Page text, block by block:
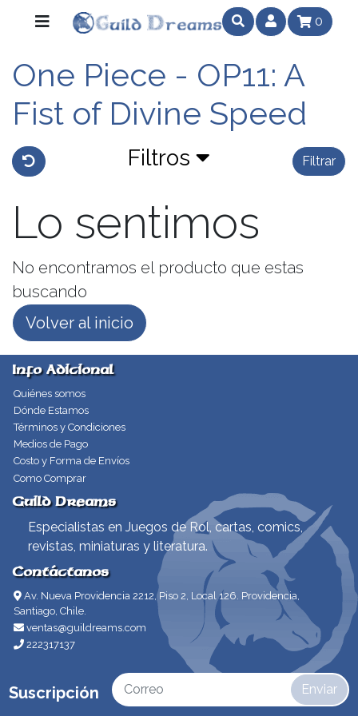
0
One Piece - OP11: A
Fist of Divine Speed
Filtros Filtrar
Lo sentimos
No encontramos el producto que estas
buscando
Volver al inicio
Info Adicional
Quiénes somos
Dónde Estamos
Términos y Condiciones
Medios de Pago
Costo y Forma de Envíos
Como Comprar
Guild Dreams
Especialistas en Juegos de Rol, cartas, comics,
revistas, miniaturas y literatura.
Contáctanos
Av. Nueva Providencia 2212, Piso 2, Local 126. Providencia,
Santiago, Chile.
ventas@guildreams.com
222317137
Suscripción Enviar